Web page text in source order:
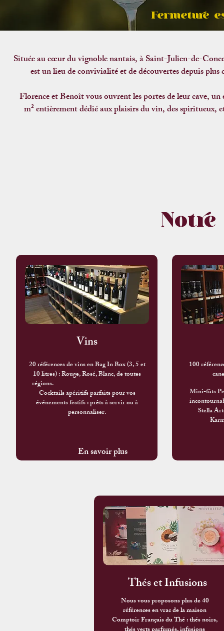
Fermeture
Située au cœur du vignoble nantais, à Saint-Julien-de-
est un lieu de convivialité et de découvertes depuis plus
Florence et Benoît vous ouvrent les portes de leur cave, un
m² entièrement dédié aux plaisirs du vin, des spiritueux,
20 références de vins en Bag In Box (3, 5 et
10 litres) : Rouge, Rosé, Blanc, de toutes
régions.
Cocktails apéritifs parfaits pour vos
événements festifs : prêts à servir ou à
personnaliser.
Vins
En savoir plus
100
Mini-fûts
Stella
Thés et Infusions
Nous vous proposons plus de 40
références en vrac de la maison
Comptoir Français du Thé : thés noirs,